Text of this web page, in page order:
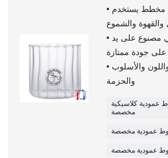
• كوب زجاجي شفاف مخطط يستخدم
والقهوة والشموع
• وعاء الشمعة الزجاجي مصنوع على يد
جودة ممتازة
• يمكن تخصيص الشعار واللون والأسلوب
والحزمة
عمودية كلاسيكية
مخصصة
عمودية مخصصة
عمودية مخصصة